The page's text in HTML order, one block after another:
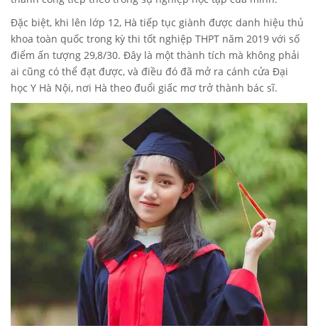
Đặc biệt, khi lên lớp 12, Hà tiếp tục giành được danh hiệu thủ
khoa toàn quốc trong kỳ thi tốt nghiệp THPT năm 2019 với số
điểm ấn tượng 29,8/30. Đây là một thành tích mà không phải
ai cũng có thể đạt được, và điều đó đã mở ra cánh cửa Đại
học Y Hà Nội, nơi Hà theo đuổi giấc mơ trở thành bác sĩ.